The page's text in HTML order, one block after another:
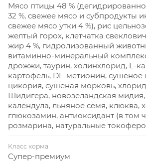
Мясо птицы 48 %
32 %, свежее мясо и субпродукты
свежее мясо утки 4 %), рис
желтый горох, клетчатка
жир 4 %, гидролизованный
витаминно-минеральный
дрожжи, таурин, холинхлорид, L-
картофель, DL-метионин, сушеное
цикория, сушеная морковь,
Шидигера, новозеландская
календула, льняное семя, клюква,
глюкозамин, антиоксидант (в том
розмарина, натуральные
Класс корма
Супер-премиум